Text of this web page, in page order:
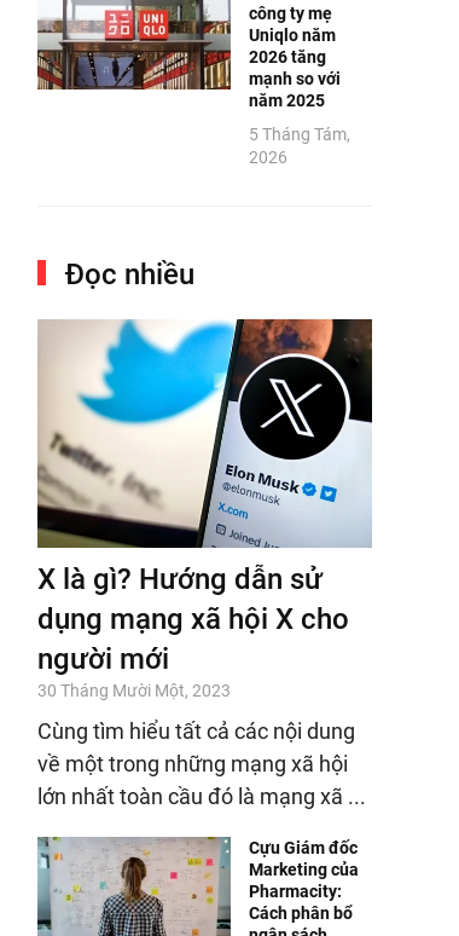
công ty mẹ
Uniqlo năm
2026 tăng
mạnh so với
năm 2025
5 Tháng Tám,
2026
Đọc nhiều
X là gì? Hướng dẫn sử
dụng mạng xã hội X cho
người mới
30 Tháng Mười Một, 2023
Cùng tìm hiểu tất cả các nội dung
về một trong những mạng xã hội
lớn nhất toàn cầu đó là mạng xã ...
Cựu Giám đốc
Marketing của
Pharmacity:
Cách phân bổ